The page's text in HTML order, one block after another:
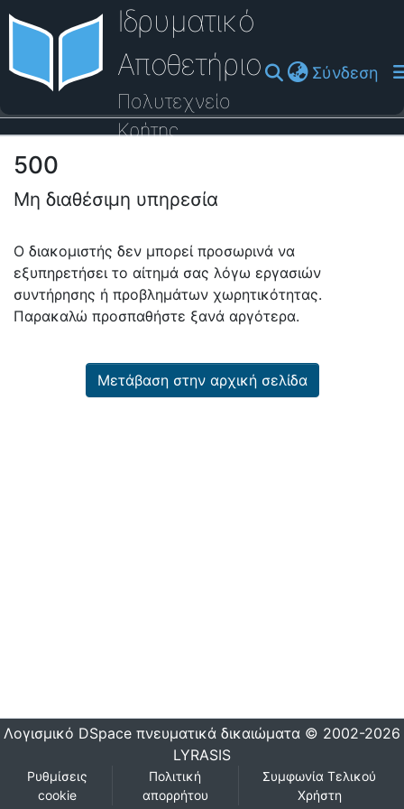
Ιδρυματικό
Αποθετήριο
Πολυτεχνείο
Κρήτης
Σύνδεση
Οδηγός Βοήθειας
500
Μη διαθέσιμη υπηρεσία
Ο διακομιστής δεν μπορεί προσωρινά να
εξυπηρετήσει το αίτημά σας λόγω εργασιών
συντήρησης ή προβλημάτων χωρητικότητας.
Παρακαλώ προσπαθήστε ξανά αργότερα.
Μετάβαση στην αρχική σελίδα
Λογισμικό DSpace πνευματικά δικαιώματα © 2002-2026
LYRASIS
Ρυθμίσεις
cookie
Πολιτική
απορρήτου
Συμφωνία Τελικού
Χρήστη